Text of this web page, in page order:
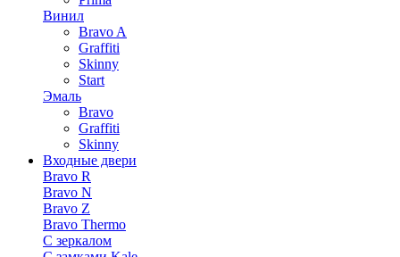
Винил
Bravo A
Graffiti
Skinny
Start
Эмаль
Bravo
Graffiti
Skinny
Входные двери
Bravo R
Bravo N
Bravo Z
Bravo Thermo
С зеркалом